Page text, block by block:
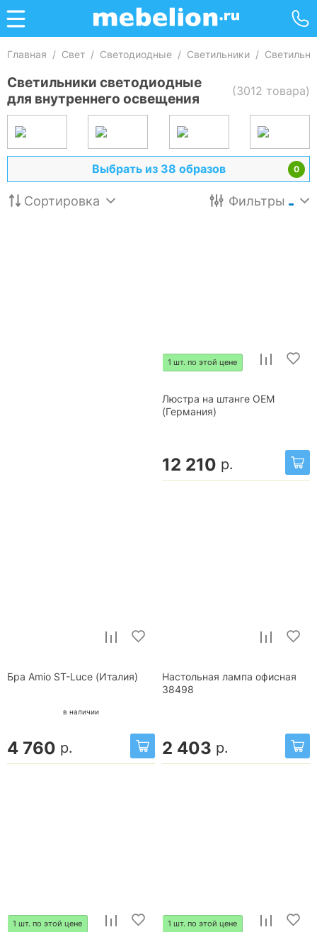
Главная / Свет / Светодиодные / Светильники /
Светильники светодиодные
для внутреннего освещения
(3012 товара)
0
Выбрать из 38 образов
Сортировка Фильтры
1 шт. по этой цене
Люстра на штанге OEM
(Германия)
12 210 р.
Бра Amio ST-Luce (Италия)
в наличии
4 760 р.
Настольная лампа офисная
38498
2 403 р.
1 шт. по этой цене 1 шт. по этой цене